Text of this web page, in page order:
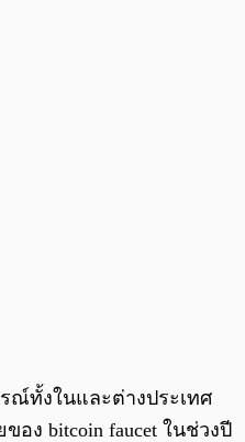
ณ์ทั้งในและต่างประเทศ
อง bitcoin faucet ในช่วงปี